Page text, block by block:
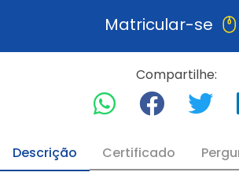
Matricular-se
Compartilhe:
Descrição Certificado